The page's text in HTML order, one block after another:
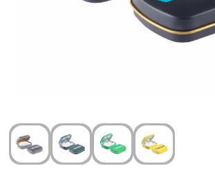
Verzorging & welness
Wijn, bier en proeverij
Zomerpakketten